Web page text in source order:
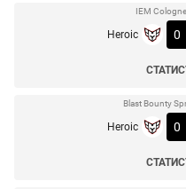
IEM
Heroic 0
Blast Bounty
Heroic 0